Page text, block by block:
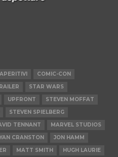
COMIC-CON
STAR WARS
UPFRONT
STEVEN MOFFAT
STEVEN SPIELBERG
TENNANT
MARVEL STUDIOS
CRANSTON
JON HAMM
MATT SMITH HUGH LAURIE